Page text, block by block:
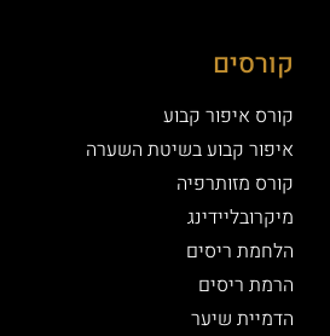
קורסים
קורס איפור קבוע
איפור קבוע בשיטת השערה
קורס מזותרפיה
מיקרובליידינג
הלחמת ריסים
הרמת ריסים
הדמיית שיער